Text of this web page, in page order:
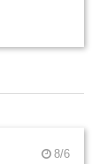
8/6